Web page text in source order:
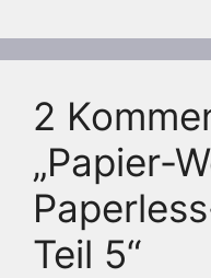
2
„Papier-
Teil 5“